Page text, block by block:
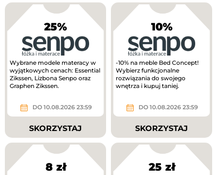
25%
Wybrane modele materacy w
wyjątkowych cenach: Essential
Zikssen, Lizbona Senpo oraz
Graphen Zikssen.
DO 10.08.2026 23:59
SKORZYSTAJ
10%
-10% na meble Bed Concept!
Wybierz funkcjonalne
rozwiązania do swojego
wnętrza i kupuj taniej.
DO 10.08.2026 23:59
SKORZYSTAJ
8 zł 25 zł